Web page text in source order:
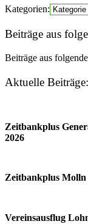
Kategorien:
Beiträge aus
Beiträge aus
Aktuelle Beiträge:
Zeitbankplus
2026
Zeitbankplus Molln
Vereinsausflug